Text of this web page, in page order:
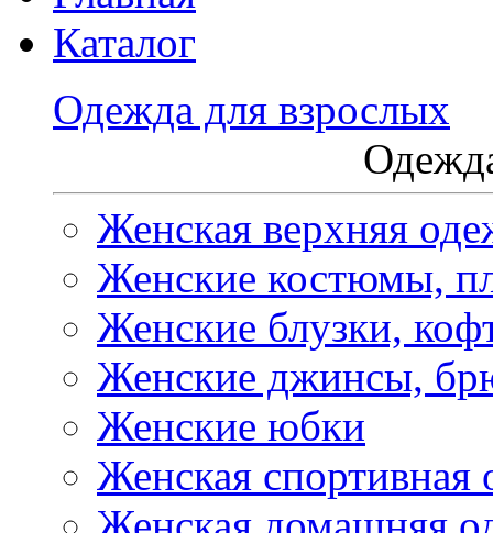
Каталог
Одежда для взрослых
Женская верхняя
Женские костюмы,
Женские блузки,
Женские джинсы,
Женские юбки
Женская спортивная